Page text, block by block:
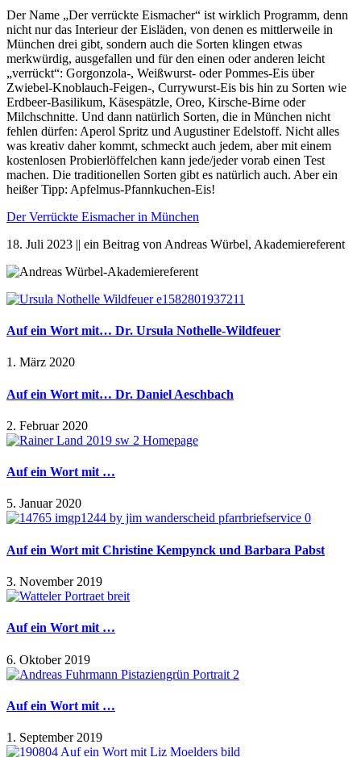
Der Name „Der verrückte Eismacher“ ist wirklich Programm, denn
nicht nur das Interieur der Eisläden, von denen es mittlerweile in
München drei gibt, sondern auch die Sorten klingen etwas
merkwürdig, ausgefallen und für den einen oder anderen leicht
„verrückt“: Gorgonzola-, Weißwurst- oder Pommes-Eis über
Zwiebel-Knoblauch-Feigen-, Currywurst-Eis bis hin zu Sorten wie
Erdbeer-Basilikum, Käsespätzle, Oreo, Kirsche-Birne oder
Milchschnitte. Und dann natürlich Sorten, die in München nicht
fehlen dürfen: Aperol Spritz und Augustiner Edelstoff. Nicht alles
was kreativ daher kommt, schmeckt auch jedem, aber mit einem
kostenlosen Probierlöffelchen kann jede/jeder vorab einen Test
machen. Die traditionellen Sorten gibt es natürlich auch. Aber ein
heißer Tipp: Apfelmus-Pfannkuchen-Eis!
Der Verrückte Eismacher in München
18. Juli 2023 || ein Beitrag von Andreas Würbel, Akademiereferent
Auf ein Wort mit… Dr. Ursula Nothelle-Wildfeuer
1. März 2020
Auf ein Wort mit… Dr. Daniel Aeschbach
2. Februar 2020
Auf ein Wort mit …
5. Januar 2020
Auf ein Wort mit Christine Kempynck und Barbara Pabst
3. November 2019
Auf ein Wort mit …
6. Oktober 2019
Auf ein Wort mit …
1. September 2019